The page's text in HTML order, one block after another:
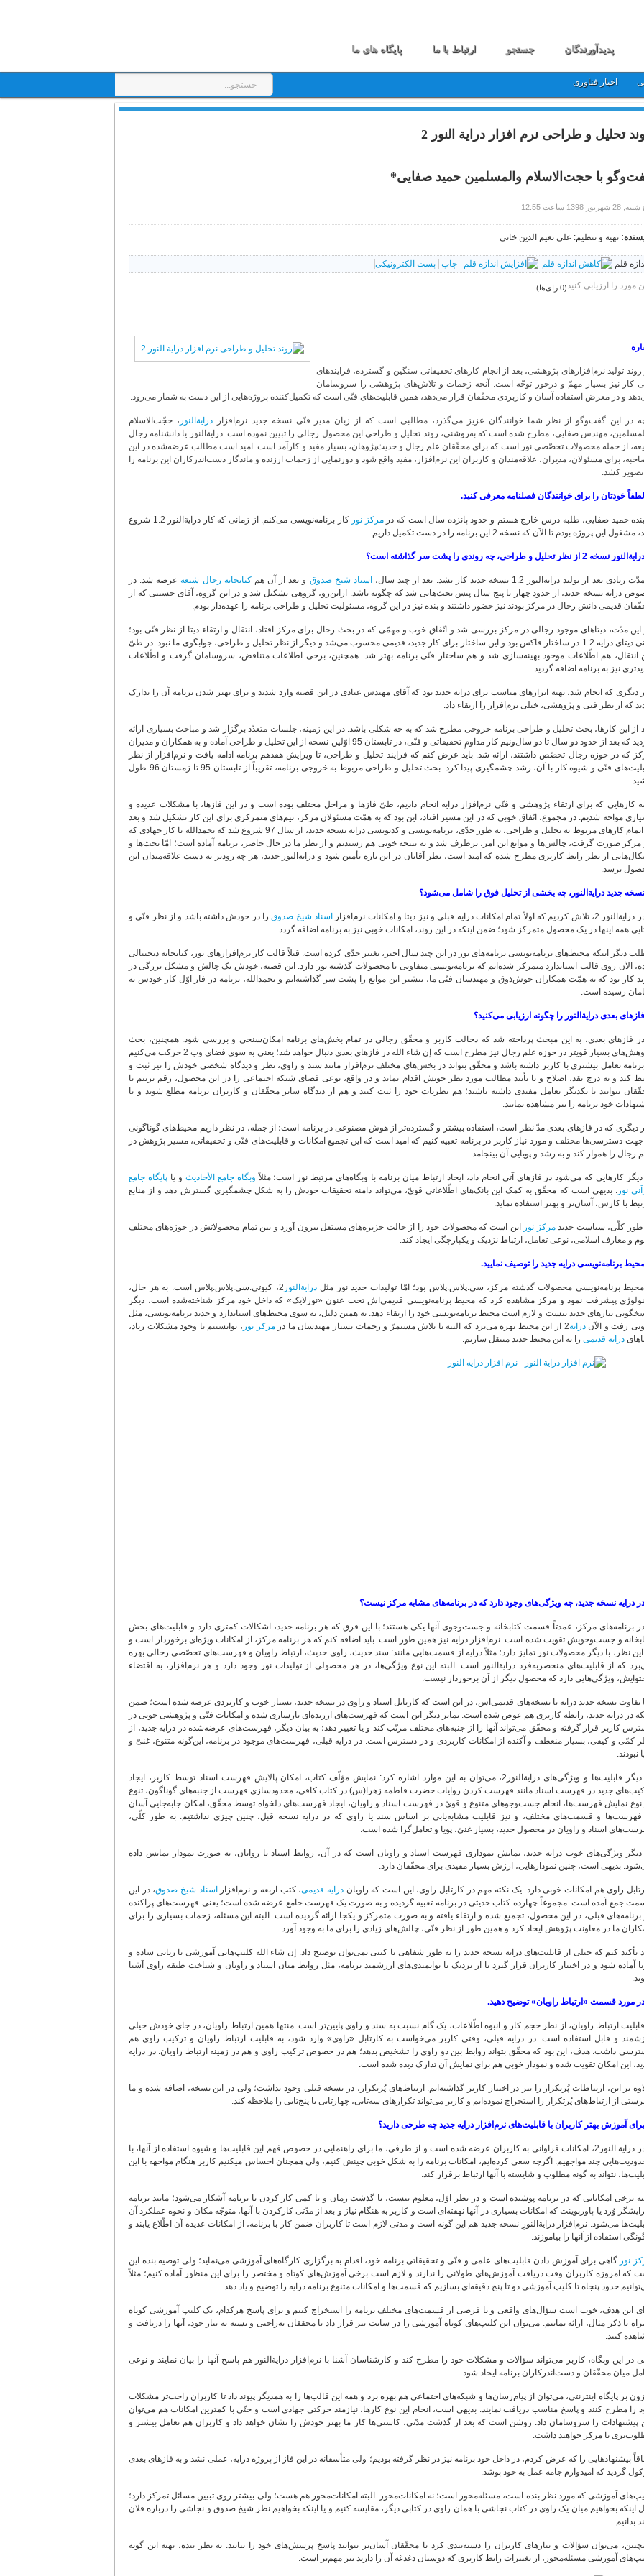
پدیدآورندگان جستجو ارتباط با ما پایگاه های ما
اخبار فناوری
تحلیل و طراحی نرم افزار درایة النور 2
با حجت‌الاسلام والمسلمین حمید صفایی*
شهریور 1398 ساعت 12:55
تهیه و تنظیم: علی نعیم الدین خانی
قلم چاپ پست الکترونیکی
مورد را ارزیابی کنید(0 رای‌ها)
روند تولید نرم‌افزارهای پژوهشی، بعد از انجام کارهای تحقیقاتی سنگین و گسترده، فرایندهای
کار نیز بسیار مهمّ و درخور توجّه است. آنچه زحمات و تلاش‌های پژوهشی را سروسامان
و در معرض استفاده آسان و کاربردی محقّقان قرار می‌دهد، همین قابلیت‌های فنّی است که تکمیل‌کننده پروژه‌هایی از این دست به شمار می‌رود.
در این گفت‌وگو از نظر شما خوانندگان عزیز می‌گذرد، مطالبی است که از زبان مدیر فنّی نسخه جدید نرم‌افزاردرایة‌النور ، حجّت‌الاسلام
مهندس صفایی، مطرح شده است که به‌روشنی، روند تحلیل و طراحی این محصول رجالی را تبیین نموده است. درایة‌النور یا دانشنامه رجال
از جمله محصولات تخصّصی نور است که برای محقّقان علم رجال و حدیث‌پژوهان، بسیار مفید و کارآمد است. امید است مطالب عرضه‌شده در این
برای مسئولان، مدیران، علاقه‌مندان و کاربران این نرم‌افزار، مفید واقع شود و دورنمایی از زحمات ارزنده و ماندگار دست‌اندرکاران این برنامه را
تصویر کشد.
لطفاً خودتان را برای خوانندگان فصلنامه معرفی کنید.
حمید صفایی، طلبه درس خارج هستم و حدود پانزده سال است که درمرکز نور
کار برنامه‌نویسی می‌کنم. از زمانی که کار درایة‌النور 1.2 شروع
این پروژه بودم تا الآن که نسخه 2 این برنامه را در دست تکمیل داریم.
درایة‌النور نسخه 2 از نظر تحلیل و طراحی، چه روندی را پشت سر گذاشته است؟
بعد از تولید درایة‌النور 1.2 نسخه جدید کار نشد. بعد از چند سال، اسناد شیخ صدوق و بعد از آن همکتابخانه رجال شیعهعرضه شد. در
درایة نسخه جدید، از حدود چهار یا پنج سال پیش بحث‌هایی شد که چگونه باشد. ازاین‌رو، گروهی تشکیل شد و در این گروه، آقای حسینی که از
قدیمی دانش رجال در مرکز بودند نیز حضور داشتند و بنده نیز در این گروه، مسئولیت تحلیل و طراحی برنامه را عهده‌دار بودم.
این مدّت، دیتاهای موجود رجالی در مرکز بررسی شد و اتّفاق خوب و مهمّی که در بحث رجال برای مرکز افتاد، انتقال و ارتقاء دیتا از نظر فنّی بود؛
یعنی دیتای درایه 1.2 در ساختار فاکس بود و این ساختار برای کار جدید، قدیمی محسوب می‌شد و دیگر از نظر تحلیل و طراحی، جوابگوی ما نبود. در طیّ
انتقال، هم اطّلاعات موجود بهینه‌سازی شد و هم ساختار فنّی برنامه بهتر شد. همچنین، برخی اطلاعات متناقض‌، سروسامان گرفت و اطّلاعات
نیز به برنامه اضافه گردید.
دیگری که انجام شد، تهیه ابزارهای مناسب برای درایه جدید بود که آقای مهندس عبادی در این قضیه وارد شدند و برای بهتر شدن برنامه آن را تدارک
که از نظر فنی و پژوهشی، خیلی نرم‌افزار را ارتقاء داد.
از این کارها، بحث تحلیل و طراحی برنامه خروجی مطرح شد که به چه شکلی باشد. در این زمینه، جلسات متعدّد برگزار شد و مباحث بسیاری ارائه
گردید که بعد از حدود دو سال تا دو سال‌ونیم کار مداومِ تحقیقاتی و فنّی، در تابستان 95 اوّلین نسخه از این تحلیل و طراحی آماده و به همکاران و مدیران
که در حوزه رجال تخصّص داشتند، ارائه شد. باید عرض کنم که فرایند تحلیل و طراحی، تا ویرایش هفدهم برنامه ادامه یافت و نرم‌افزار از نظر
قابلیت‌های فنّی و شیوه کار با آن، رشد چشمگیری پیدا کرد. بحث تحلیل و طراحی مربوط به خروجی برنامه، تقریباً از تابستان 95 تا زمستان 96 طول
کارهایی که برای ارتقاء پژوهشی و فنّی نرم‌افزار درایه انجام دادیم، طیّ فازها و مراحل مختلف بوده است و در این فازها، با مشکلات عدیده و
مواجه شدیم. در مجموع، اتّفاق خوبی که در این مسیر افتاد، این بود که به همّت مسئولان مرکز، تیم‌های متمرکزی برای این کار تشکیل شد و بعد
از اتمام کارهای مربوط به تحلیل و طراحی، به طور جدّی، برنامه‌نویسی و کدنویسی درایه نسخه جدید، از سال 97 شروع شد که بحمدالله با کار جهادی که
مرکز صورت گرفت، چالش‌ها و موانع این امر، برطرف شد و به نتیجه خوبی هم رسیدیم و از نظر ما در حال حاضر، برنامه آماده است؛ امّا بحث‌ها و
از نظر رابط کاربری مطرح شده که امید است، نظر آقایان در این باره تأمین شود و درایة‌النور جدید، هر چه زودتر به دست علاقه‌مندان این
برسد.
نسخه جدید درایة‌النور، چه بخشی از تحلیل فوق را شامل می‌شود؟
تلاش کردیم که اولاً تمام امکانات درایه قبلی و نیز دیتا و امکانات نرم‌افزار اسناد شیخ صدوقرا در خودش داشته باشد و از نظر فنّی و
همه اینها در یک محصول متمرکز شود؛ ضمن اینکه در این روند، امکانات خوبی نیز به برنامه اضافه گردد.
دیگر اینکه محیط‌های برنامه‌نویسی برنامه‌های نور در این چند سال اخیر، تغییر جدّی کرده است. قبلاً قالب کار نرم‌افزارهای نور، کتابخانه دیجیتالی
الآن روی قالب استاندارد متمرکز شده‌ایم که برنامه‌نویسی متفاوتی با محصولات گذشته نور دارد. این قضیه، خودش یک چالش و مشکل بزرگی در
کار بود که به همّت همکاران خوش‌ذوق و مهندسان فنّی ما، بیشتر این موانع را پشت سر گذاشته‌ایم و بحمدالله، برنامه در فاز اوّل کار خودش به
رسیده است.
فازهای بعدی درایة‌النور را چگونه ارزیابی می‌کنید؟
فازهای بعدی، به این مبحث پرداخته شد که دخالت کاربر و محقّق رجالی در تمام بخش‌های برنامه امکان‌سنجی و بررسی شود. همچنین، بحث
پژوهش‌های بسیار قویتر در حوزه علم رجال نیز مطرح است که إن شاء الله در فاز‌های بعدی دنبال خواهد شد؛ یعنی به سوی فضای وب 2 حرکت می‌کنیم
برنامه تعامل بیشتری با کاربر داشته باشد و محقّق بتواند در بخش‌های مختلف نرم‌افزار مانند سند و راوی، نظر و دیدگاه شخصی خودش را نیز ثبت و
کند و به درج نقد، اصلاح و یا تأیید مطالب مورد نظر خویش اقدام نماید و در واقع، نوعی فضای شبکه اجتماعی را در این محصول، رقم بزنیم تا
بتوانند با یکدیگر تعامل مفیدی داشته باشند؛ هم نظریات خود را ثبت کنند و هم از دیدگاه سایر محقّقان و کاربران برنامه مطلع شوند و یا
خود برنامه را نیز مشاهده نمایند.
دیگری که در فازهای بعدی مدّ نظر است، استفاده بیشتر و گسترده‌تر از هوش مصنوعی در برنامه است؛ از جمله، در نظر داریم محیط‌های گوناگونی
جهت دسترسی‌ها مختلف و مورد نیاز کاربر در برنامه تعبیه کنیم که امید است که این تجمیع امکانات و قابلیت‌های فنّی و تحقیقاتی، مسیر پژوهش در
رجال را هموار کند و به رشد و پویایی آن بینجامد.
دیگر کارهایی که می‌شود در فازهای آتی انجام داد، ایجاد ارتباط میان برنامه با وبگاه‌های مرتبط نور است؛ مثلاً وبگاه جامع الأحادیث و یاپایگاه جامع
نور. بدیهی است که محقّق به کمک این بانک‌های اطّلاعاتی قویّ، می‌تواند دامنه تحقیقات خودش را به شکل چشمگیری گسترش دهد و از منابع
با کارش، آسان‌تر و بهتر استفاده نماید.
طور کلّی، سیاست جدیدمرکز نور
این است که محصولات خود را از حالت جزیره‌های مستقل بیرون آورد و بین تمام محصولاتش در حوزه‌های مختلف
و معارف اسلامی، نوعی تعامل، ارتباط نزدیک و یکپارچگی ایجاد کند.
محیط برنامه‌نویسی درایه جدید را توصیف نمایید.
برنامه‌نویسی محصولات گذشته مرکز، سی.پلاس.پلاس بود؛ امّا تولیدات جدید نور مثلدرایة‌النور
2، کیوتی.سی.پلاس.پلاس است. به هر حال،
پیشرفت نمود و مرکز مشاهده کرد که محیط برنامه‌نویسی قدیمی‌اش تحت عنون «نورلایک» که داخل خود مرکز شناخته‌شده است، دیگر
نیازهای جدید نیست و لازم است محیط برنامه‌نویسی خود را ارتقاء دهد. به همین دلیل، به سوی محیط‌های استاندارد و جدید برنامه‌نویسی، مثل
رفت و الآندرایة2 از این محیط بهره می‌برد که البته با تلاش مستمرّ و زحمات بسیار مهندسان ما در مرکز نور ، توانستیم با وجود مشکلات زیاد،
درایه قدیمی را به این محیط جدید منتقل سازیم.
در درایه نسخه جدید، چه ویژگی‌های وجود دارد که در برنامه‌های مشابه مرکز نیست؟
برنامه‌‌های مرکز، عمدتاً قسمت کتابخانه و جست‌وجوی آنها یکی هستند؛ با این فرق که هر برنامه جدید، اشکالات کمتری دارد و قابلیت‌های بخش
و جست‌وجویش تقویت شده است. نرم‌افزار درایه نیز همین طور است. باید اضافه کنم که هر برنامه مرکز، از امکانات ویژه‌ای برخوردار است و
این نظر، با دیگر محصولات نور تمایز دارد؛ مثلاً درایه از قسمت‌هایی مانند: سند حدیث، راوی حدیث، ارتباط راویان و فهرست‌های تخصّصی رجالی بهره
که از قابلیت‌های منحصربه‌فرد درایة‌النور است. البته این نوع ویژگی‌ها، در هر محصولی از تولیدات نور وجود دارد و هر نرم‌افزار، به اقتضاء
ویژگی‌هایی دارد که محصول دیگر از آن برخوردار نیست.
تفاوت نسخه جدید درایه با نسخه‌های قدیمی‌اش، در این است که کارتابل اسناد و راوی در نسخه جدید، بسیار خوب و کاربردی عرضه شده است؛ ضمن
در درایه جدید، رابطه کاربری هم عوض شده است. تمایز دیگر این است که فهرست‌های ارزنده‌ای بازسازی شده و امکانات فنّی و پژوهشی خوبی در
کاربر قرار گرفته و محقّق می‌تواند آنها را از جنبه‌های مختلف مرتّب کند و یا تغییر دهد؛ به بیان دیگر، فهرست‌های عرضه‌شده در درایه جدید، از
کمّی و کیفی، بسیار منعطف و آکنده از امکانات کاربردی و در دسترس است. در درایه قبلی، فهرست‌های موجود در برنامه، این‌گونه متنوع، غنیّ و
نبودند.
از دیگر قابلیت‌ها و ویژگی‌های درایة‌النور2، می‌توان به این موارد اشاره کرد: نمایش مؤلّف کتاب، امکان پالایش فهرست اسناد توسط کاربر، ایجاد
جدید در فهرست اسناد مانند فهرست کردن روایات حضرت فاطمه زهرا(س) در کتاب کافی، محدودسازی فهرست از جنبه‌های گوناگون، تنوع
نوع نمایش فهرست‌ها، انجام جست‌وجوهای متنوع و قویّ در فهرست اسناد و راویان، ایجاد فهرست‌های دلخواه توسط محقّق، امکان جابه‌جایی آسان
فهرست‌ها و قسمت‌های مختلف، و نیز قابلیت مشابه‌یابی بر اساس سند یا راوی که در درایه نسخه قبل، چنین چیزی نداشتیم. به طور کلّی،
اسناد و راویان در محصول جدید، بسیار غنیّ، پویا و تعامل‌گرا شده است.
دیگر ویژگی‌های خوب درایه جدید، نمایش نموداری فهرست اسناد و راویان است که در آن، روابط اسناد یا روایان، به صورت نمودار نمایش داده
بدیهی است، چنین نمودارهایی، ارزش بسیار مفیدی برای محقّقان دارد.
راوی هم امکانات خوبی دارد. یک نکته مهم در کارتابل راوی، این است که راویاندرایه قدیمی، کتب اربعه و نرم‌افزار اسناد شیخ صدوق، در این
جمع آمده است. مجموعاً چهارده کتاب حدیثی در برنامه تعبیه گردیده و به صورت یک فهرست جامع عرضه شده است؛ یعنی فهرست‌های پراکنده
برنامه‌های قبلی، در این محصول، تجمیع شده و ارتقاء یافته و به صورت متمرکز و یکجا ارائه گردیده است. البته این مسئله، زحمات بسیاری را برای
ما در معاونت پژوهش ایجاد کرد و همین طور از نظر فنّی، چالش‌های زیادی را برای ما به وجود آورد.
تأکید کنم که خیلی از قابلیت‌های درایه نسخه جدید را به طور شفاهی یا کتبی نمی‌توان توضیح داد. إن شاء الله کلیپ‌هایی آموزشی با زبانی ساده و
آماده شود و در اختیار کاربران قرار گیرد تا از نزدیک با توانمندی‌های ارزشمند برنامه، مثل روابط میان اسناد و راویان و شناخت طبقه راوی آشنا
در مورد قسمت «ارتباط راویان» توضیح دهید.
ارتباط راویان، از نظر حجم کار و انبوه اطّلاعات، یک گام نسبت به سند و راوی پایین‌تر است. منتها همین ارتباط راویان، در جای خودش خیلی
و قابل استفاده است. در درایه قبلی، وقتی کاربر می‌خواست به کارتابل «راوی» وارد شود، به قابلیت ارتباط راویان و ترکیب راوی هم
داشت. هدف، این بود که محقّق بتواند روابط بین دو راوی را تشخیص بدهد؛ هم در خصوص ترکیب راوی و هم در زمینه ارتباط راویان. در درایه
این امکان تقویت شده و نمودار خوبی هم برای نمایش آن تدارک دیده شده است.
بر این، ارتباطات پُرتکرار را نیز در اختیار کاربر گذاشته‌ایم. ارتباط‌های پُرتکرار، در نسخه قبلی وجود نداشت؛ ولی در این نسخه، اضافه شده و ما
از ارتباط‌های پُرتکرار را استخراج نموده‌ایم و کاربر می‌تواند تکرارهای سه‌تایی، چهارتایی یا پنج‌تایی را ملاحظه کند.
برای آموزش بهتر کاربران با قابلیت‌های نرم‌افزار درایه جدید چه طرحی دارید؟
◊ در درایة النور2، امکانات فراوانی به کاربران عرضه شده است و از طرفی، ما برای راهنمایی در خصوص فهم این قابلیت‌ها و شیوه استفاده از آنها، با
چند مواجهیم. اگرچه سعی کرده‌ایم، امکانات برنامه را به شکل خوبی چینش کنیم، ولی همچنان احساس میکنیم کاربر هنگام مواجهه با این
نتواند به گونه مطلوب و شایسته با آنها ارتباط برقرار کند.
برخی امکاناتی که در برنامه پوشیده است و در نظر اوّل، معلوم نیست، با گذشت زمان و با کمی کار کردن با برنامه آشکار می‌شود؛ مانند برنامه
وُرد یا پاورپوینت که امکانات بسیاری در آنها نهفته‌ای است و کاربر به هنگام نیاز و بعد از مدّتی کارکردن با آنها، متوجّه مکان و نحوه عملکرد آن
می‌شود. نرم‌افزار درایة‌النورِ نسخه جدید هم این گونه است و مدتی لازم است تا کاربران ضمن کار با برنامه، از امکانات عدیده آن اطّلاع یابند و
استفاده از آنها را بیاموزند.
نور گاهی برای آموزش دادن قابلیت‌های علمی و فنّی و تحقیقاتی برنامه خود، اقدام به برگزاری کارگاه‌های آموزشی می‌نماید؛ ولی توصیه بنده این
که امروزه کاربران وقت دریافت آموزش‌های طولانی را ندارند و لازم است برخی آموزش‌های کوتاه و مختصر را برای این منظور آماده کنیم؛ مثلاً
حدود پنجاه تا کلیپ‌ آموزشی دو تا پنج دقیقه‌ای بسازیم که قسمت‌ها و امکانات متنوع برنامه درایه را توضیح و یاد دهد.
این هدف، خوب است سؤال‌های واقعی و یا فرضی از قسمت‌های مختلف برنامه را استخراج کنیم و برای پاسخ هرکدام، یک کلیپ آموزشی کوتاه
با ذکر مثال، ارائه نماییم. می‌توان این کلیپ‌های کوتاه آموزشی را در سایت نیز قرار داد تا محققان به‌راحتی و بسته به نیاز خود، آنها را دریافت و
کنند.
در این وبگاه، کاربر می‌تواند سؤالات و مشکلات خود را مطرح کند و کارشناسان آشنا با نرم‌افزار درایة‌النور هم پاسخ آنها را بیان نمایند و نوعی
میان محقّقان و دست‌اندرکاران برنامه ایجاد شود.
بر پایگاه اینترنتی، می‌توان از پیام‌رسان‌ها و شبکه‌های اجتماعی هم بهره برد و همه این قالب‌ها را به همدیگر پیوند داد تا کاربران راحت‌تر مشکلات
را مطرح کنند و پاسخ مناسب دریافت نمایند. بدیهی است، انجام این نوع کارها، نیازمند حرکتی جهادی است و حتّی با کمترین امکانات هم می‌توان
پیشنهادات را سروسامان داد. روشن است که بعد از گذشت مدّتی، کاستی‌ها کار ما بهتر خودش را نشان خواهد داد و کاربران هم تعامل بیشتر و
با مرکز خواهند داشت.
پیشنهادهایی را که عرض کردم، در داخل خود برنامه نیز در نظر گرفته بودیم؛ ولی متأسفانه در این فاز از پروژه درایه، عملی نشد و به فازهای بعدی
گردید که امیدوارم جامه عمل به خود پوشد.
آموزشی که مورد نظر بنده است، مسئله‌محور است؛ نه امکانات‌محور. البته امکانات‌محور هم هست؛ ولی بیشتر روی تبیین مسائل تمرکز دارد؛
اینکه بخواهیم میان یک راوی در کتاب نجاشی با همان راوی در کتابی دیگر، مقایسه کنیم و یا اینکه بخواهیم نظر شیخ صدوق و نجاشی را درباره فلان
بدانیم.
می‌توان سؤالات و نیازهای کاربران را دسته‌بندی کرد تا محقّقان آسان‌تر بتوانند پاسخ پرسش‌های خود را بیابند. به نظر بنده، تهیه این گونه
آموزشی مسئله‌محور، از تغییرات رابط کاربری که دوستان دغدغه آن را دارند نیز مهم‌تر است.